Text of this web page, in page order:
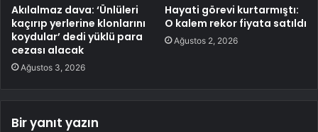
Akılalmaz dava: ‘Ünlüleri
kaçırıp yerlerine klonlarını
koydular’ dedi yüklü para
cezası alacak
Ağustos 3, 2026
Hayati görevi kurtarmıştı:
O kalem rekor fiyata satıldı
Ağustos 2, 2026
Bir yanıt yazın